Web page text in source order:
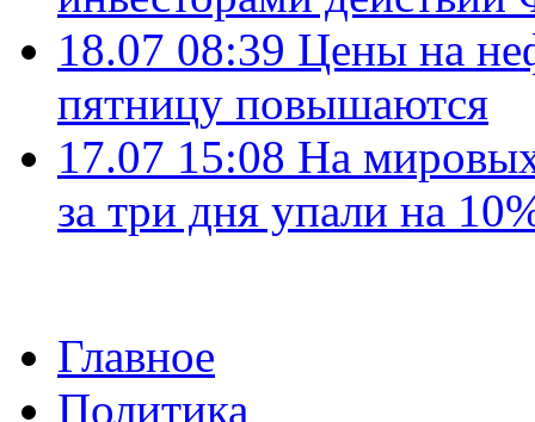
18.07 08:39 Цены на
пятницу повышаются
17.07 15:08 На
за три дня упали на
Главное
Политика